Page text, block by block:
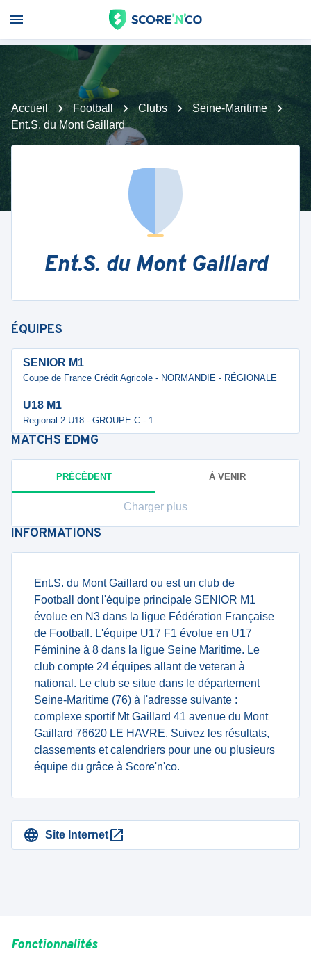
Accueil Football Clubs
Seine-Maritime
Ent.S. du Mont Gaillard
Ent.S. du Mont Gaillard
ÉQUIPES
SENIOR M1
Coupe de France Crédit Agricole - NORMANDIE - RÉGIONALE
U18 M1
Regional 2 U18 - GROUPE C - 1
MATCHS EDMG
PRÉCÉDENT À VENIR
Charger plus
INFORMATIONS
Ent.S. du Mont Gaillard ou est un club de
Football dont l'équipe principale SENIOR M1
évolue en N3 dans la ligue Fédération Française
de Football. L'équipe U17 F1 évolue en U17
Féminine à 8 dans la ligue Seine Maritime. Le
club compte 24 équipes allant de veteran à
national. Le club se situe dans le département
Seine-Maritime (76) à l'adresse suivante :
complexe sportif Mt Gaillard 41 avenue du Mont
Gaillard 76620 LE HAVRE. Suivez les résultats,
classements et calendriers pour une ou plusieurs
équipe du grâce à Score'n'co.
Site Internet
Fonctionnalités